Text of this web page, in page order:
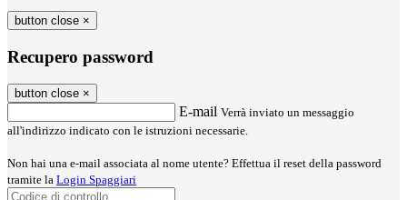
button close ×
Recupero password
button close ×
E-mail Verrà inviato un messaggio
all'indirizzo indicato con le istruzioni necessarie.
Non hai una e-mail associata al nome utente? Effettua il reset della password
tramite la Login Spaggiari